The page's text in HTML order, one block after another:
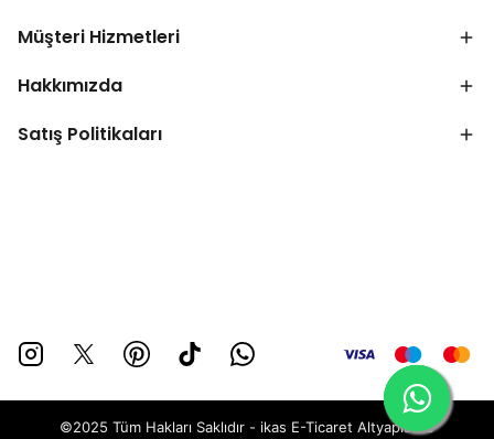
Müşteri Hizmetleri
Hakkımızda
Satış Politikaları
©2025 Tüm Hakları Saklıdır - ikas E-Ticaret Altyapısı ile